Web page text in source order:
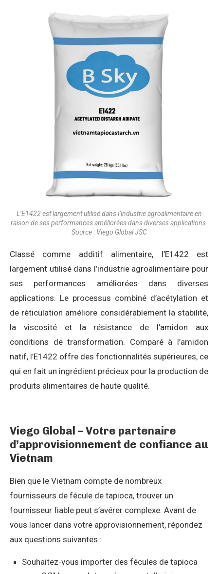
L’E1422 est largement utilisé dans l’industrie agroalimentaire en
raison de ses performances améliorées dans diverses applications.
Source : Viego Global JSC
Classé comme additif alimentaire, l’E1422 est
largement utilisé dans l’industrie agroalimentaire pour
ses performances améliorées dans diverses
applications. Le processus combiné d’acétylation et
de réticulation améliore considérablement la stabilité,
la viscosité et la résistance de l’amidon aux
conditions de transformation. Comparé à l’amidon
natif, l’E1422 offre des fonctionnalités supérieures, ce
qui en fait un ingrédient précieux pour la production de
produits alimentaires de haute qualité.
Viego Global – Votre partenaire
d’approvisionnement de confiance au
Vietnam
Bien que le Vietnam compte de nombreux
fournisseurs de fécule de tapioca, trouver un
fournisseur fiable peut s’avérer complexe. Avant de
vous lancer dans votre approvisionnement, répondez
aux questions suivantes :
Souhaitez-vous importer des fécules de tapioca